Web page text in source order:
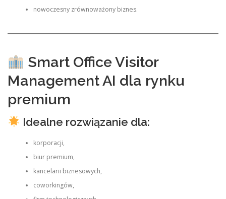
nowoczesny zrównoważony biznes.
Smart Office Visitor
Management AI dla rynku
premium
Idealne rozwiązanie dla:
korporacji,
biur premium,
kancelarii biznesowych,
coworkingów,